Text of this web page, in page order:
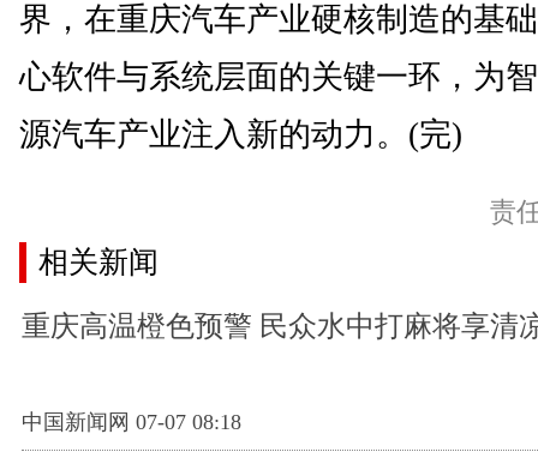
界，在重庆汽车产业硬核制造的基
心软件与系统层面的关键一环，为
源汽车产业注入新的动力。(完)
责
相关新闻
重庆高温橙色预警 民众水中打麻将享清
中国新闻网 07-07 08:18